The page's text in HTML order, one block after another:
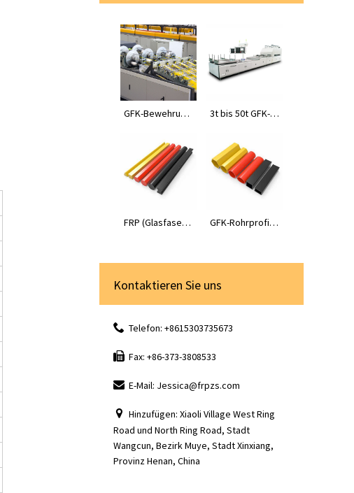
GFK-Bewehrung
3t bis 50t GFK-Pr
FRP (Glasfaserv
GFK-Rohrprofile
Kontaktieren Sie uns
Telefon: +8615303735673
Fax: +86-373-3808533
E-Mail: Jessica@frpzs.com
Hinzufügen: Xiaoli Village West Ring
Road und North Ring Road, Stadt
Wangcun, Bezirk Muye, Stadt Xinxiang,
Provinz Henan, China